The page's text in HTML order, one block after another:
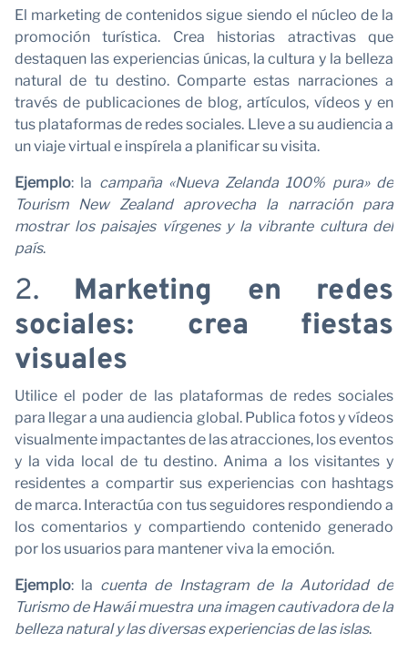
El marketing de contenidos sigue siendo el núcleo de la
promoción turística. Crea historias atractivas que
destaquen las experiencias únicas, la cultura y la belleza
natural de tu destino. Comparte estas narraciones a
través de publicaciones de blog, artículos, vídeos y en
tus plataformas de redes sociales. Lleve a su audiencia a
un viaje virtual e inspírela a planificar su visita.
Ejemplo: la campaña «Nueva Zelanda 100% pura» de
Tourism New Zealand aprovecha la narración para
mostrar los paisajes vírgenes y la vibrante cultura del
país.
2. Marketing en redes
sociales: crea fiestas
visuales
Utilice el poder de las plataformas de redes sociales
para llegar a una audiencia global. Publica fotos y vídeos
visualmente impactantes de las atracciones, los eventos
y la vida local de tu destino. Anima a los visitantes y
residentes a compartir sus experiencias con hashtags
de marca. Interactúa con tus seguidores respondiendo a
los comentarios y compartiendo contenido generado
por los usuarios para mantener viva la emoción.
Ejemplo: la cuenta de Instagram de la Autoridad de
Turismo de Hawái muestra una imagen cautivadora de la
belleza natural y las diversas experiencias de las islas.